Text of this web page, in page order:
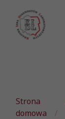
Strona
domowa